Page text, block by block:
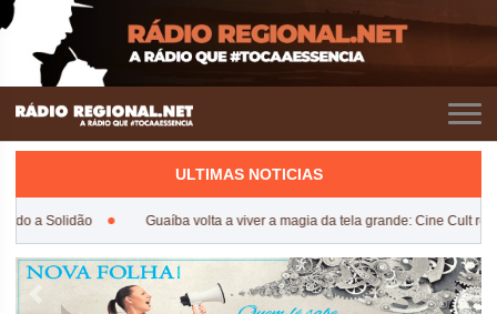
ULTIMAS NOTICIAS
a Solidão Guaíba volta a viver a magia da tela grande: Cine Cult
Previous Next